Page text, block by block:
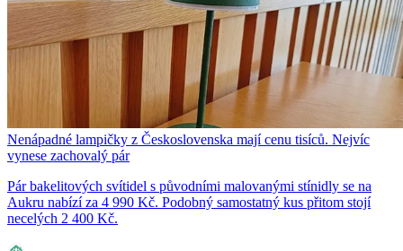
Nenápadné lampičky z Československa mají cenu tisíců. Nejvíc
vynese zachovalý pár
Pár bakelitových svítidel s původními malovanými stínidly se na
Aukru nabízí za 4 990 Kč. Podobný samostatný kus přitom stojí
necelých 2 400 Kč.